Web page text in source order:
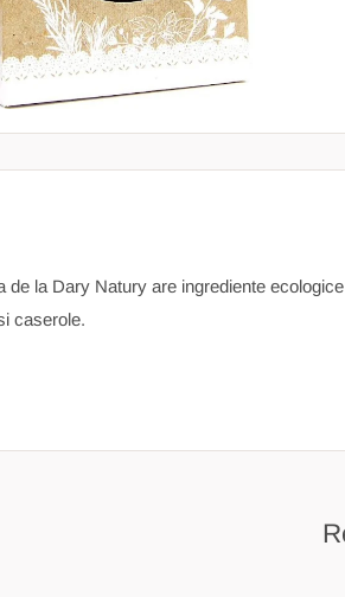
la Dary Natury are ingrediente ecologice
caserole.